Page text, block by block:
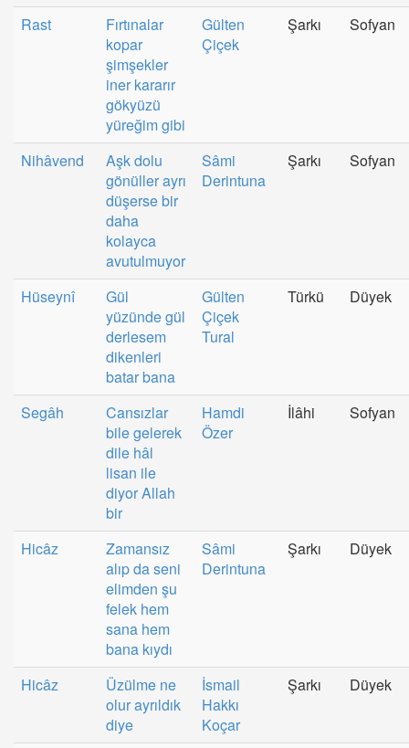
Rast
Fırtınalar
kopar
şimşekler
iner kararır
gökyüzü
yüreğim gibi
Gülten
Çiçek
Şarkı Sofyan
Nihâvend
Aşk dolu
gönüller ayrı
düşerse bir
daha
kolayca
avutulmuyor
Sâmi
Derintuna
Şarkı Sofyan
Hüseynî
Gül
yüzünde gül
derlesem
dikenleri
batar bana
Gülten
Çiçek
Tural
Türkü Düyek
Segâh
Cansızlar
bile gelerek
dile hâl
lisan ile
diyor Allah
bir
Hamdi
Özer
İlâhi Sofyan
Hicâz
Zamansız
alıp da seni
elimden şu
felek hem
sana hem
bana kıydı
Sâmi
Derintuna
Şarkı Düyek
Hicâz
Üzülme ne
olur ayrıldık
diye
İsmail
Hakkı
Koçar
Şarkı Düyek